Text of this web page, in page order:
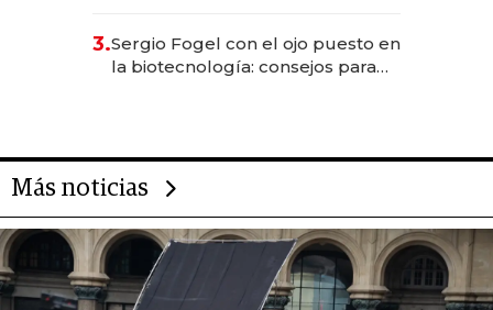
anticipación y prepara apertura
3.Sergio Fogel con el ojo puesto en
la biotecnología: consejos para
Más noticias